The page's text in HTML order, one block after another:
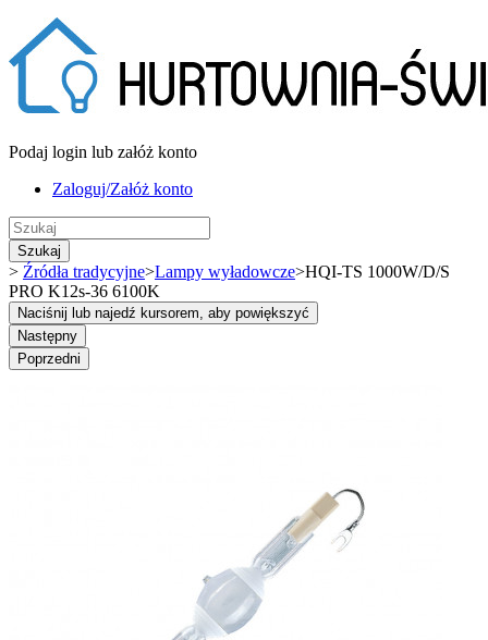
Podaj login lub załóż konto
Zaloguj/Załóż konto
Szukaj
> Źródła tradycyjne>Lampy wyładowcze>HQI-TS 1000W/D/S
PRO K12s-36 6100K
Naciśnij lub najedź kursorem, aby powiększyć
Następny
Poprzedni